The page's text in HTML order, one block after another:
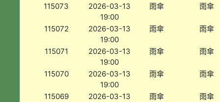
115073
2026-03-13
19:00
雨傘 雨傘
115072
2026-03-13
19:00
雨傘 雨傘
115071
2026-03-13
19:00
雨傘 雨傘
115070
2026-03-13
19:00
雨傘 雨傘
115069
2026-03-13
雨傘 雨傘